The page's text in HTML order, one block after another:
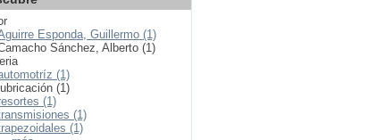
Esponda, Guillermo (1)
Sánchez, Alberto (1)
(1)
lubricación (1)
(1)
(1)
(1)